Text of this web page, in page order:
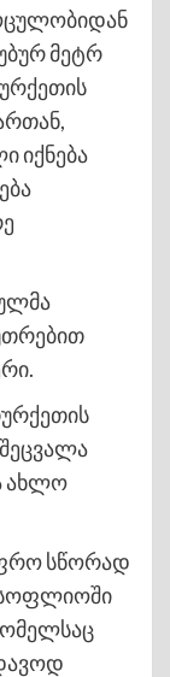
მეტრ
იქნება
ახლო
სწორად